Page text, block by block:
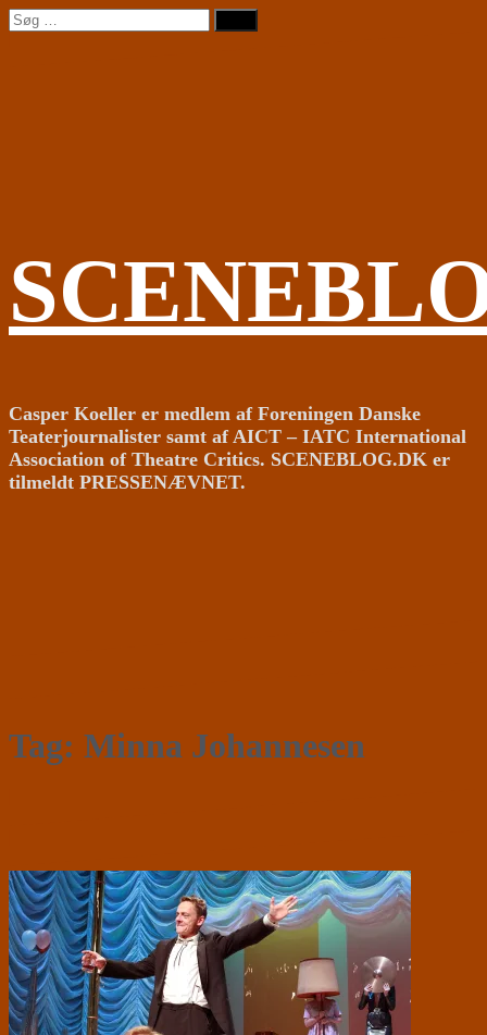
Videre
til
Søg
efter:
Casper Koeller er medlem af Foreningen Danske
Teaterjournalister samt af AICT – IATC International
Association of Theatre Critics. SCENEBLOG.DK er
tilmeldt PRESSENÆVNET.
Tag: Minna Johannesen